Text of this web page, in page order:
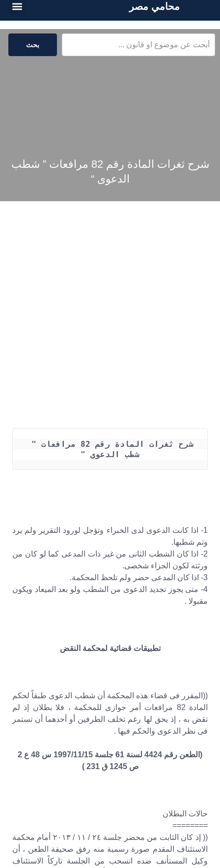
محامي مصر
بحث
شرح ثغرات المادة رقم 82 مرافعات ” شطب
الدعوى “
شطب الدعوى "
1- اذا كانت الدعوى لدى الخبراء وتؤجل لورود التقرير ولم يرد
وتم شطبها.
2- اذا كان الشطب الثانى من غير ذات المدعى كما لو كان من
ورثته لكون الجزاء شخصى.
3- اذا كان المدعى حضر ولم تلحظ المحكمة.
4- متى يجوز تجديد الدعوى من الشطب ولو بعد الميعاد ويكون
مقبولا .
تطبيقات قضائية لمحكمة النقض
((المقرر فى قضاء هذه المحكمة أن شطب الدعوى طبقاً لحكم
المادة 82 مرافعات أمر جوازى للمحكمة ، فلا بطلان إذ لم
تقض به ، إذ يحق لها رغم تخلف الطرفين أو أحدهما أن تستمر
فى نظر الدعوى والحكم فيها .
(الطعن رقم 4424 لسنة 61 جلسة 1997/11/15 س 48 ع 2
ص 1245 ق 231 )
حالات البطلان
========
(( إذ كان الثابت من محضر جلسة ٢٤ / ١١ / ٢٠١٣ أمام محكمة
الاستئناف المقدم صورة رسمية منه رفق صحيفة الطعن ، أن
وكيل المستأنف ضده انسحب من الجلسة تاركاً الاستئناف